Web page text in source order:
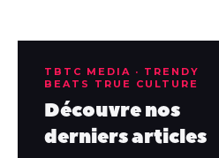
TBTC MEDIA · TRENDY
BEATS TRUE CULTURE
Découvre nos
derniers articles